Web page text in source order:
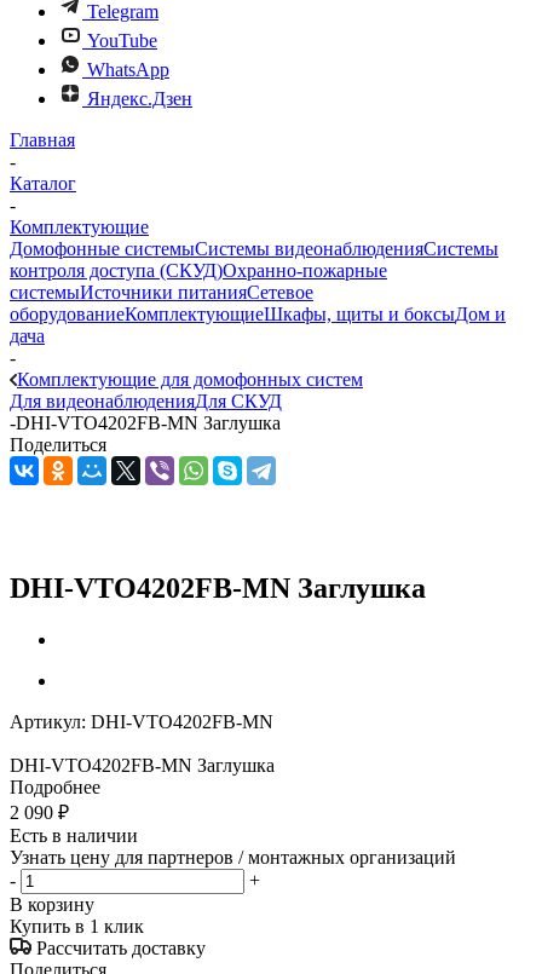
Telegram
YouTube
WhatsApp
Яндекс.Дзен
Главная
-
Каталог
-
Комплектующие
Домофонные системыСистемы видеонаблюденияСистемы
контроля доступа (СКУД)Охранно-пожарные
системыИсточники питанияСетевое
оборудованиеКомплектующиеШкафы, щиты и боксыДом и
дача
-
Комплектующие для домофонных систем
Для видеонаблюденияДля СКУД
-DHI-VTO4202FB-MN Заглушка
Поделиться
DHI-VTO4202FB-MN Заглушка
Артикул: DHI-VTO4202FB-MN
DHI-VTO4202FB-MN Заглушка
Подробнее
2 090 ₽
Есть в наличии
Узнать цену для партнеров / монтажных организаций
-
+
В корзину
Купить в 1 клик
Рассчитать доставку
Поделиться